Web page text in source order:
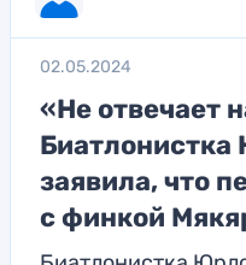
02.05.2024
«Не отвечает
заявила, что
с финкой